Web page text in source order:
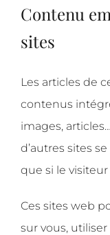
Contenu
sites
Les articles de
contenus
images,
d’autres sites
que si le
Ces sites web
sur vous,